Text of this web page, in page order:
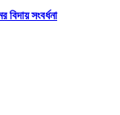
সংবর্ধনা